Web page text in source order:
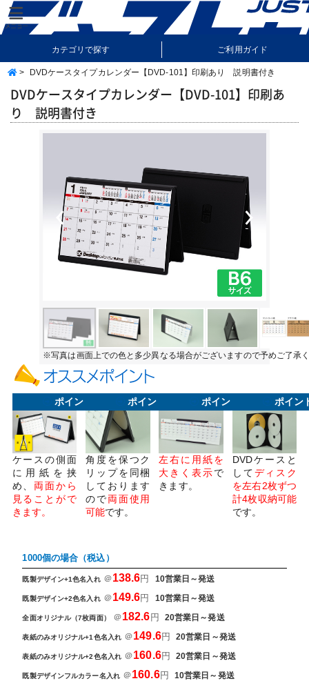
カテゴリで探す ご利用ガイド
納期・送料について よくあるご質問
> DVDケースタイプカレンダー【DVD-101】印刷あり 説明書付き
DVDケースタイプカレンダー【DVD-101】印刷あ
り 説明書付き
Previous Next
※写真は画面上での色と多少異なる場合がございますので予めご了承
ポイント1
ケースの側面
に用紙を挟
め、 両面から
見ることがで
きます。
ポイント2
角度を保つク
リップを同梱
しております
ので両面使用
可能です。
ポイント3
左右に用紙を
大きく表示で
きます。
ポイン
DVDケースと
してディスク
を左右2枚ずつ
計4枚収納可能
です。
1000個の場合（税込）
既製デザイン+1色名入れ ＠138.6円 10営業日～発送
既製デザイン+2色名入れ ＠149.6円 10営業日～発送
全面オリジナル（7枚両面） ＠182.6 円 20営業日～発送
表紙のみオリジナル+1色名入れ ＠149.6円20営業日～発送
表紙のみオリジナル+2色名入れ ＠160.6円20営業日～発送
既製デザインフルカラー名入れ ＠160.6円 10営業日～発送